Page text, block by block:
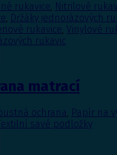
rukavice, Nitrilové
, Držáky jednorázových
rukavice, Vinylové
rukavic
matrací
ochrana, Papír na
savé podložky